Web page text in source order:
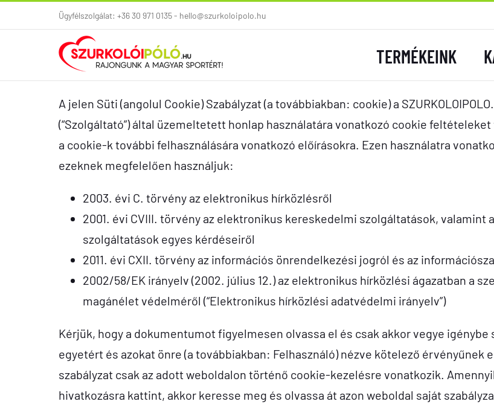
Ügyfélszolgálat: +36 30 971 0135 - hello@szurkoloipolo.hu
TERMÉKEINK
A jelen Süti (angolul Cookie) Szabályzat (a továbbiakban: cookie) a
(“Szolgáltató”) által üzemeltetett honlap használatára vonatkozó cookie
a cookie-k további felhasználására vonatkozó előírásokra. Ezen használatra
ezeknek megfelelően használjuk:
2003. évi C. törvény az elektronikus hírközlésről
2001. évi CVIII. törvény az elektronikus kereskedelmi szolgáltatások,
szolgáltatások egyes kérdéseiről
2011. évi CXII. törvény az információs önrendelkezési jogról és az
2002/58/EK irányelv (2002. július 12.) az elektronikus hírközlési ágazatban a
magánélet védelméről (“Elektronikus hírközlési adatvédelmi irányelv”)
Kérjük, hogy a dokumentumot figyelmesen olvassa el és csak akkor vegye
egyetért és azokat önre (a továbbiakban: Felhasználó) nézve kötelező érvényűnek
szabályzat csak az adott weboldalon történő cookie-kezelésre vonatkozik.
hivatkozásra kattint, akkor keresse meg és olvassa át azon weboldal saját